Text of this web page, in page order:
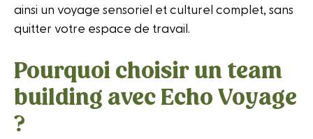
ainsi un voyage sensoriel et culturel complet, sans
quitter votre espace de travail.
Pourquoi choisir un team
building avec Echo Voyage
?